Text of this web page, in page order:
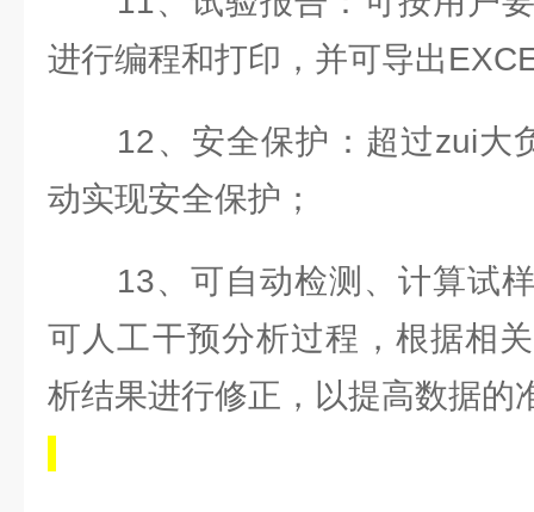
进行编程和打印，并可导出
12、安全保护：超过zui大
动实现安全保护；
13、可自动检测、计算试样
可人工干预分析过程，根据相
析结果进行修正，以提高数据的